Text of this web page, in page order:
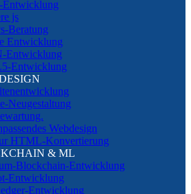
Entwicklung
js
Beratung
Entwicklung
Entwicklung
Entwicklung
Neugestaltung
Webdesign
HTML-Konvertierung
& ML
Blockchain-Entwicklung
Entwicklung
Entwicklung